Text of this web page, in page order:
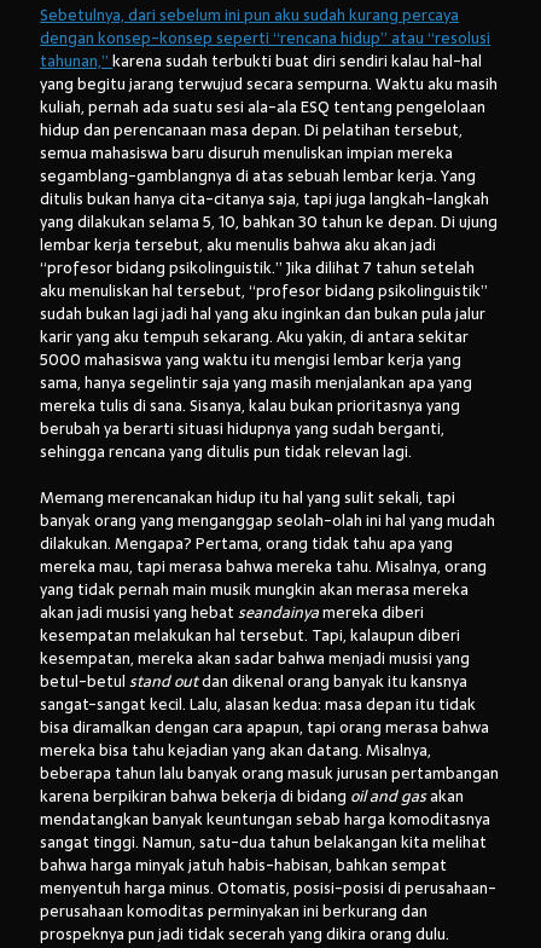
Sebetulnya, dari sebelum ini pun aku sudah kurang percaya
dengan konsep-konsep seperti “rencana hidup” atau “resolusi
tahunan,”karena sudah terbukti buat diri sendiri kalau hal-hal
yang begitu jarang terwujud secara sempurna. Waktu aku masih
kuliah, pernah ada suatu sesi ala-ala ESQ tentang pengelolaan
hidup dan perencanaan masa depan. Di pelatihan tersebut,
semua mahasiswa baru disuruh menuliskan impian mereka
segamblang-gamblangnya di atas sebuah lembar kerja. Yang
ditulis bukan hanya cita-citanya saja, tapi juga langkah-langkah
yang dilakukan selama 5, 10, bahkan 30 tahun ke depan. Di ujung
lembar kerja tersebut, aku menulis bahwa aku akan jadi
“profesor bidang psikolinguistik.” Jika dilihat 7 tahun setelah
aku menuliskan hal tersebut, “profesor bidang psikolinguistik”
sudah bukan lagi jadi hal yang aku inginkan dan bukan pula jalur
karir yang aku tempuh sekarang. Aku yakin, di antara sekitar
5000 mahasiswa yang waktu itu mengisi lembar kerja yang
sama, hanya segelintir saja yang masih menjalankan apa yang
mereka tulis di sana. Sisanya, kalau bukan prioritasnya yang
berubah ya berarti situasi hidupnya yang sudah berganti,
sehingga rencana yang ditulis pun tidak relevan lagi.
Memang merencanakan hidup itu hal yang sulit sekali, tapi
banyak orang yang menganggap seolah-olah ini hal yang mudah
dilakukan. Mengapa? Pertama, orang tidak tahu apa yang
mereka mau, tapi merasa bahwa mereka tahu. Misalnya, orang
yang tidak pernah main musik mungkin akan merasa mereka
akan jadi musisi yang hebatseandainyamereka diberi
kesempatan melakukan hal tersebut. Tapi, kalaupun diberi
kesempatan, mereka akan sadar bahwa menjadi musisi yang
betul-betulstand outdan dikenal orang banyak itu kansnya
sangat-sangat kecil. Lalu, alasan kedua: masa depan itu tidak
bisa diramalkan dengan cara apapun, tapi orang merasa bahwa
mereka bisa tahu kejadian yang akan datang. Misalnya,
beberapa tahun lalu banyak orang masuk jurusan pertambangan
karena berpikiran bahwa bekerja di bidang oil and gasakan
mendatangkan banyak keuntungan sebab harga komoditasnya
sangat tinggi. Namun, satu-dua tahun belakangan kita melihat
bahwa harga minyak jatuh habis-habisan, bahkan sempat
menyentuh harga minus. Otomatis, posisi-posisi di perusahaan-
perusahaan komoditas perminyakan ini berkurang dan
prospeknya pun jadi tidak secerah yang dikira orang dulu.